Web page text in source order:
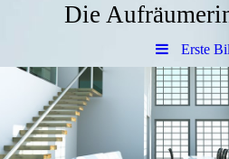
Die
Erste